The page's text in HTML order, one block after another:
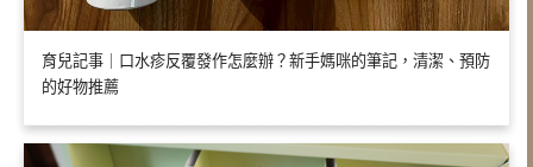
育兒記事｜口水疹反覆發作怎麼辦？新手媽咪的筆記，清潔、預防
的好物推薦